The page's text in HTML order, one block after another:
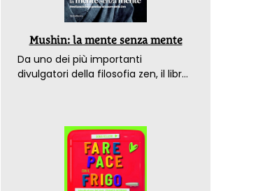
Mushin: la mente senza mente
Da uno dei più importanti
divulgatori della filosofia zen, il libro